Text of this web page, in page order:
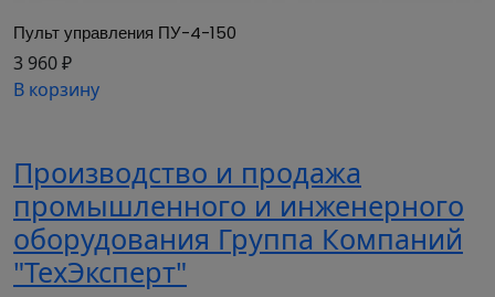
Пульт управления ПУ-4-150
3 960 ₽
В корзину
Производство и продажа
промышленного и инженерного
оборудования Группа Компаний
"ТехЭксперт"